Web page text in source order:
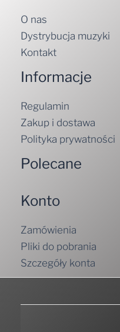
O nas
Dystrybucja muzyki
Kontakt
Informacje
Regulamin
Zakup i dostawa
Polityka prywatności
Polecane
Konto
Zamówienia
Pliki do pobrania
Szczegóły konta